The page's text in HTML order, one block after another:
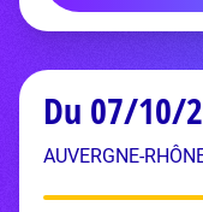
Du 07/10/
AUVERGNE-